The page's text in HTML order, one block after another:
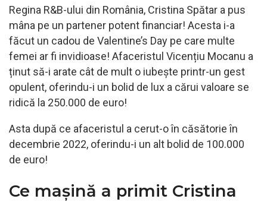
Regina R&B-ului din România, Cristina Spătar a pus
mâna pe un partener potent financiar! Acesta i-a
făcut un cadou de Valentine’s Day pe care multe
femei ar fi invidioase! Afaceristul Vicențiu Mocanu a
ținut să-i arate cât de mult o iubește printr-un gest
opulent, oferindu-i un bolid de lux a cărui valoare se
ridică la 250.000 de euro!
Asta după ce afaceristul a cerut-o în căsătorie în
decembrie 2022, oferindu-i un alt bolid de 100.000
de euro!
Ce mașină a primit Cristina